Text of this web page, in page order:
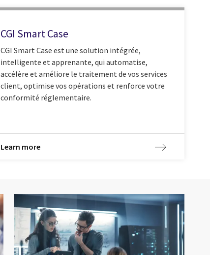
CGI Smart Case
CGI Smart Case est une solution intégrée,
intelligente et apprenante, qui automatise,
accélère et améliore le traitement de vos services
client, optimise vos opérations et renforce votre
conformité réglementaire.
Learn more